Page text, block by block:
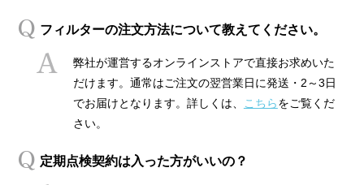
フィルターの注文方法について教えてください。
弊社が運営するオンラインストアで直接お求めいた
だけます。通常はご注文の翌営業日に発送・2～3日
でお届けとなります。詳しくは、
こちらをご覧くだ
さい。
定期点検契約は入った方がいいの？